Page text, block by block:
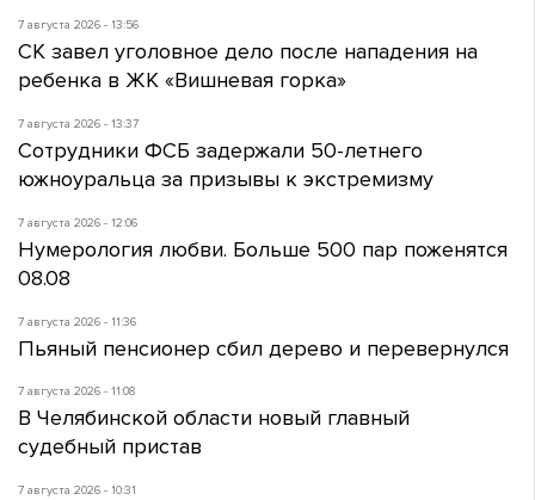
7 августа 2026 - 13:56
СК завел уголовное дело после нападения на
ребенка в ЖК «Вишневая горка»
7 августа 2026 - 13:37
Сотрудники ФСБ задержали 50-летнего
южноуральца за призывы к экстремизму
7 августа 2026 - 12:06
Нумерология любви. Больше 500 пар поженятся
08.08
7 августа 2026 - 11:36
Пьяный пенсионер сбил дерево и перевернулся
7 августа 2026 - 11:08
В Челябинской области новый главный
судебный пристав
7 августа 2026 - 10:31